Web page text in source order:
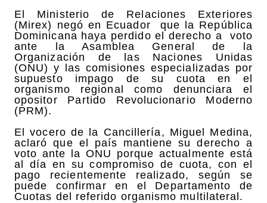
El Ministerio de Relaciones Exteriores
(Mirex) negó en Ecuador que la República
Dominicana haya perdido el derecho a voto
ante la Asamblea General de la
Organización de las Naciones Unidas
(ONU) y las comisiones especializadas por
supuesto impago de su cuota en el
organismo regional como denunciara el
opositor Partido Revolucionario Moderno
(PRM).
El vocero de la Cancillería, Miguel Medina,
aclaró que el país mantiene su derecho a
voto ante la ONU porque actualmente está
al día en su compromiso de cuota, con el
pago recientemente realizado, según se
puede confirmar en el Departamento de
Cuotas del referido organismo multilateral.